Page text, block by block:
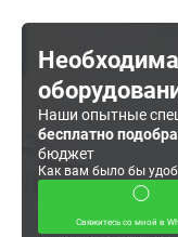
Наши опытные
бесплатно
бюджет
Как вам было бы
Свяжитесь со мной в